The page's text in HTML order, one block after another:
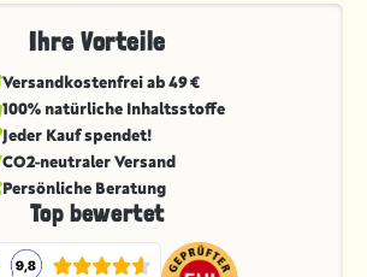
Ihre Vorteile
Versandkostenfrei ab 49 €
100% natürliche Inhaltsstoffe
Jeder Kauf spendet!
CO2-neutraler Versand
Persönliche Beratung
Top bewertet